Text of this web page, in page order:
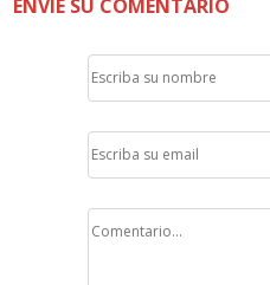
ENVÍE SU COMENTARIO